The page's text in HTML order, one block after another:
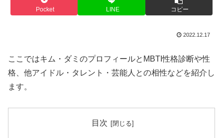
Pocket LINE コピー
2022.12.17
ここではキム・ダミのプロフィールとMBTI性格診断や性
格、他アイドル・タレント・芸能人との相性などを紹介し
ます。
目次